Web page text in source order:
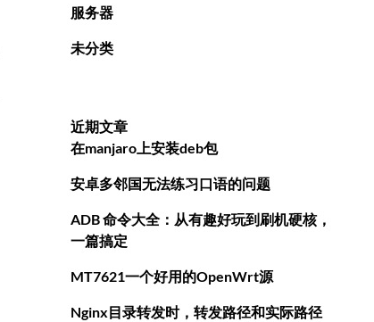
服务器
未分类
近期文章
在manjaro上安装deb包
安卓多邻国无法练习口语的问题
ADB 命令大全：从有趣好玩到刷机硬核，
一篇搞定
MT7621一个好用的OpenWrt源
Nginx目录转发时，转发路径和实际路径